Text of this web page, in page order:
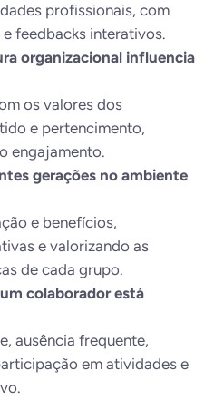
profissionais, com
feedbacks interativos.
organizacional influencia
os valores dos
e pertencimento,
engajamento.
gerações no ambiente
e benefícios,
e valorizando as
de cada grupo.
colaborador está
ausência frequente,
em atividades e